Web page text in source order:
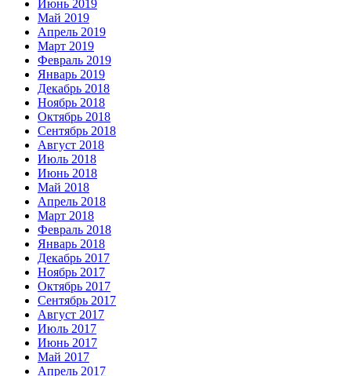
Июнь 2019
Май 2019
Апрель 2019
Март 2019
Февраль 2019
Январь 2019
Декабрь 2018
Ноябрь 2018
Октябрь 2018
Сентябрь 2018
Август 2018
Июль 2018
Июнь 2018
Май 2018
Апрель 2018
Март 2018
Февраль 2018
Январь 2018
Декабрь 2017
Ноябрь 2017
Октябрь 2017
Сентябрь 2017
Август 2017
Июль 2017
Июнь 2017
Май 2017
Апрель 2017